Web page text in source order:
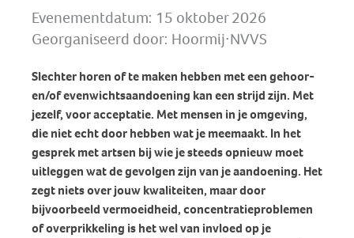
Evenementdatum: 15 oktober 2026
Georganiseerd door: Hoormij∙NVVS
Slechter horen of te maken hebben met een gehoor-
en/of evenwichtsaandoening kan een strijd zijn. Met
jezelf, voor acceptatie. Met mensen in je omgeving,
die niet echt door hebben wat je meemaakt. In het
gesprek met artsen bij wie je steeds opnieuw moet
uitleggen wat de gevolgen zijn van je aandoening. Het
zegt niets over jouw kwaliteiten, maar door
bijvoorbeeld vermoeidheid, concentratieproblemen
of overprikkeling is het wel van invloed op je